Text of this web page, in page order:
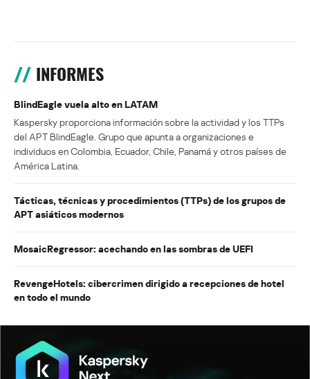
INFORMES
BlindEagle vuela alto en LATAM
Kaspersky proporciona información sobre la actividad y los TTPs
del APT BlindEagle. Grupo que apunta a organizaciones e
individuos en Colombia, Ecuador, Chile, Panamá y otros países de
América Latina.
Tácticas, técnicas y procedimientos (TTPs) de los grupos de
APT asiáticos modernos
MosaicRegressor: acechando en las sombras de UEFI
RevengeHotels: cibercrimen dirigido a recepciones de hotel
en todo el mundo